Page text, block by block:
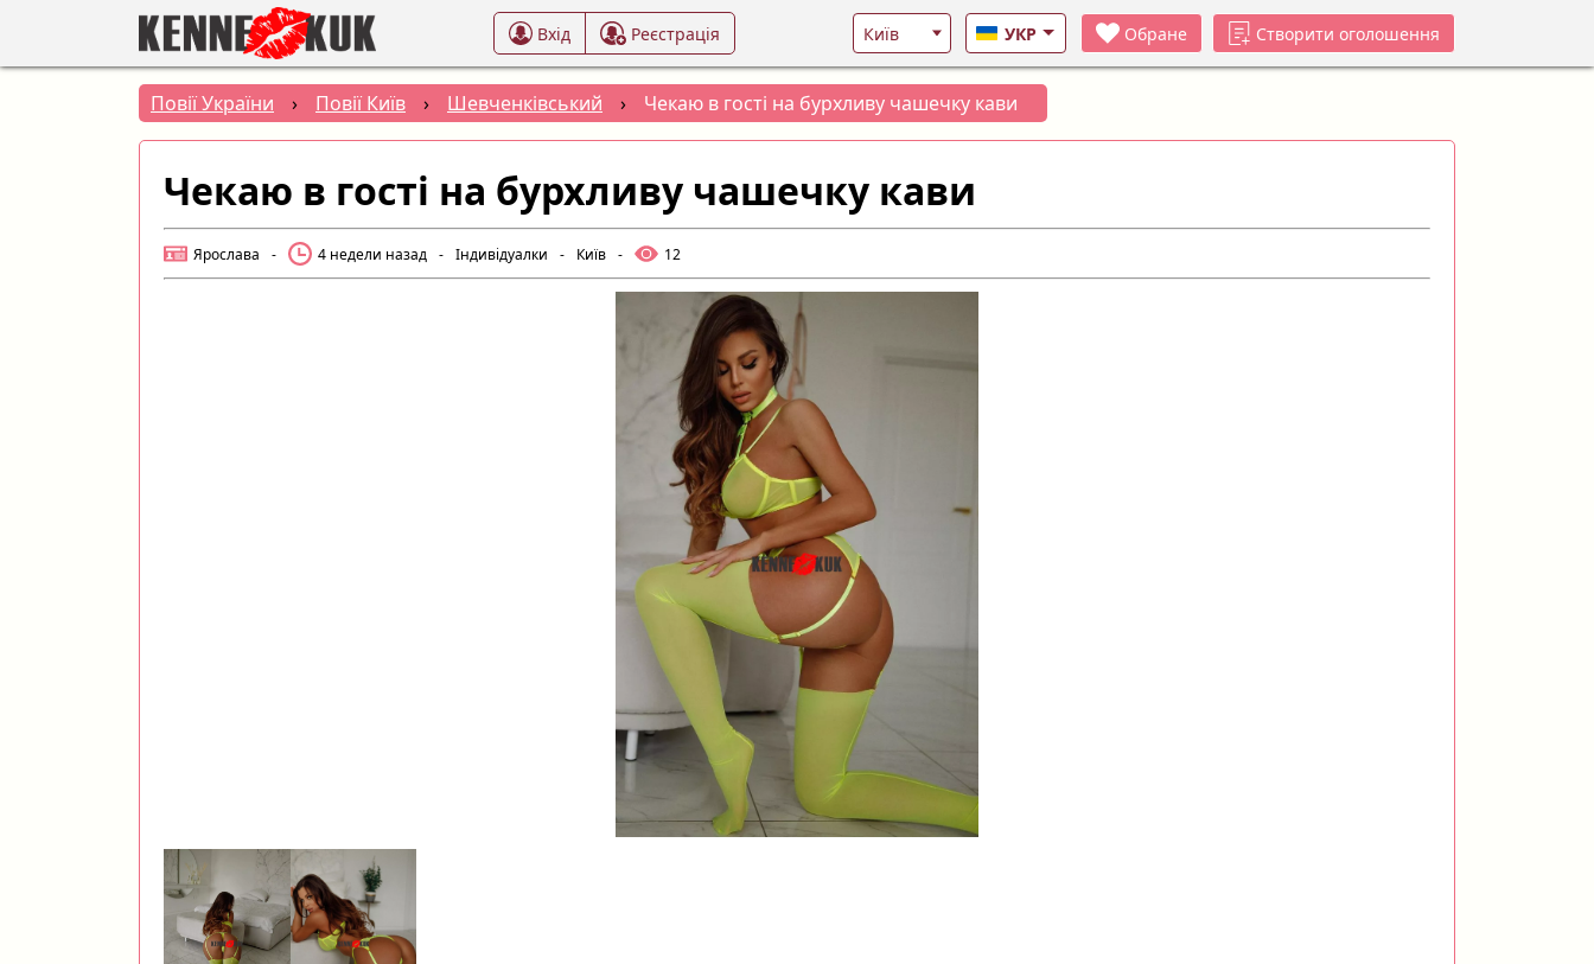
Вхід Реєстрація УКР Обране Створити оголошення
Повії України › Повії Київ › Шевченківський › Чекаю в гості на бурхливу чашечку кави
Чекаю в гості на бурхливу чашечку кави
Ярослава - 4 недели назад - Індивідуалки - Київ - 12